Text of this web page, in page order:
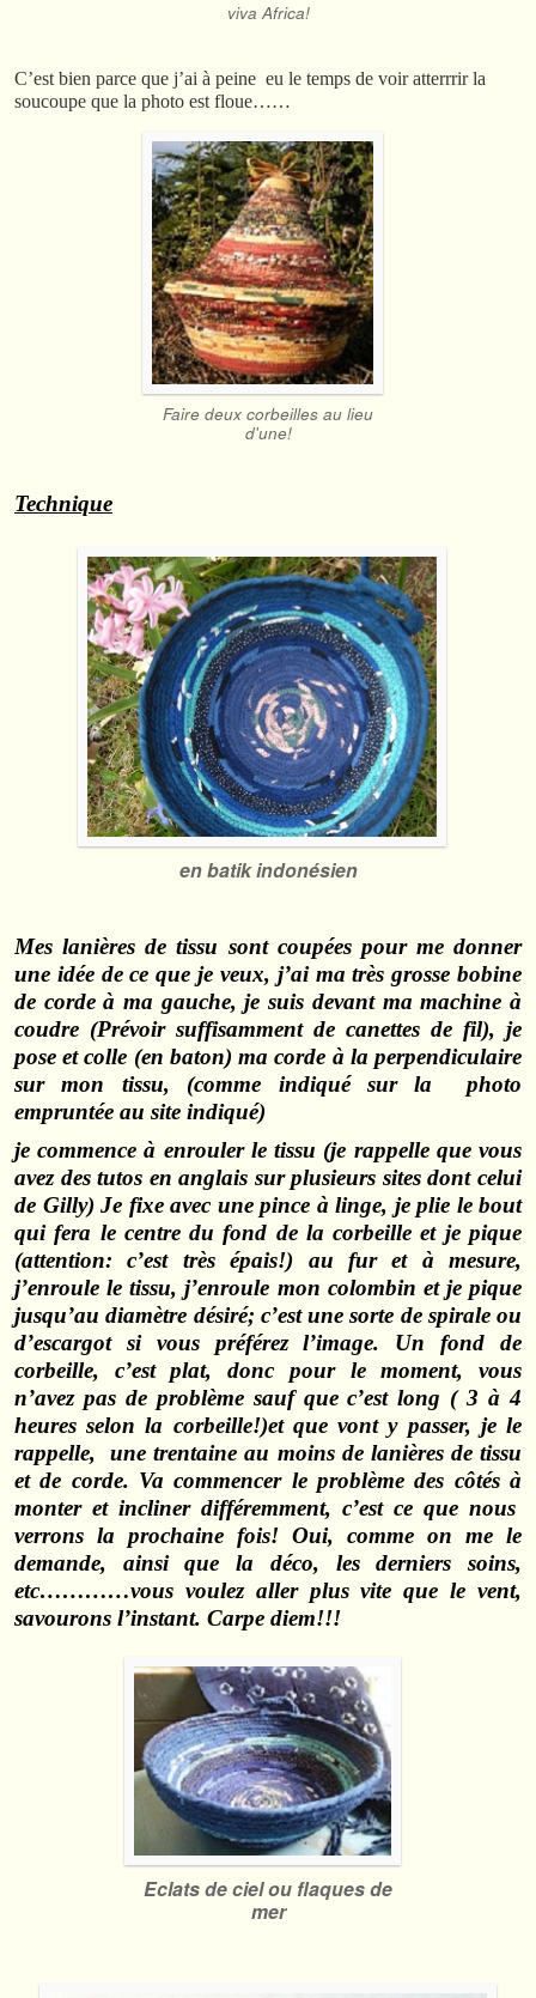
viva Africa!
C’est bien parce que j’ai à peine eu le temps de voir atterrrir la
soucoupe que la photo est floue……
Faire deux corbeilles au lieu
d'une!
Technique
en batik indonésien
Mes lanières de tissu sont coupées pour me donner
une idée de ce que je veux, j’ai ma très grosse bobine
de corde à ma gauche, je suis devant ma machine à
coudre (Prévoir suffisamment de canettes de fil), je
pose et colle (en baton) ma corde à la perpendiculaire
sur mon tissu, (comme indiqué sur la photo
empruntée au site indiqué)
je commence à enrouler le tissu (je rappelle que vous
avez des tutos en anglais sur plusieurs sites dont celui
de Gilly) Je fixe avec une pince à linge, je plie le bout
qui fera le centre du fond de la corbeille et je pique
(attention: c’est très épais!) au fur et à mesure,
j’enroule le tissu, j’enroule mon colombin et je pique
jusqu’au diamètre désiré; c’est une sorte de spirale ou
d’escargot si vous préférez l’image. Un fond de
corbeille, c’est plat, donc pour le moment, vous
n’avez pas de problème sauf que c’est long ( 3 à 4
heures selon la corbeille!)et que vont y passer, je le
rappelle, une trentaine au moins de lanières de tissu
et de corde. Va commencer le problème des côtés à
monter et incliner différemment, c’est ce que nous
verrons la prochaine fois! Oui, comme on me le
demande, ainsi que la déco, les derniers soins,
etc…………vous voulez aller plus vite que le vent,
savourons l’instant. Carpe diem!!!
Eclats de ciel ou flaques de
mer